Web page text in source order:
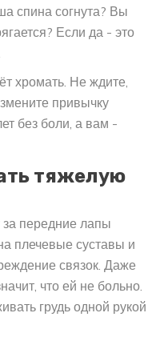
спина согнута? Вы
Если да - это
хромать. Не ждите,
привычку
без боли, а вам -
тяжелую
за передние лапы
плечевые суставы и
связок. Даже
что ей не больно.
грудь одной рукой